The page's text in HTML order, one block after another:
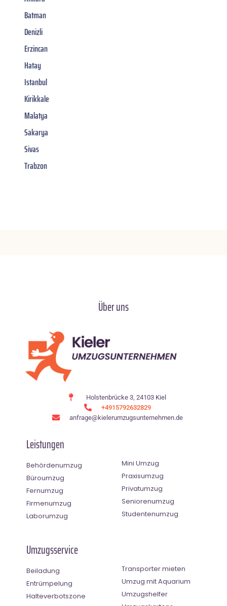
Batman
Denizli
Erzincan
Hatay
Istanbul
Kirikkale
Malatya
Sakarya
Sivas
Trabzon
Über uns
Holstenbrücke 3, 24103 Kiel
+4915792632829
anfrage@kielerumzugsunternehmen.de
Leistungen
Behördenumzug
Büroumzug
Fernumzug
Firmenumzug
Laborumzug
Mini Umzug
Praxisumzug
Privatumzug
Seniorenumzug
Studentenumzug
Umzugsservice
Beiladung
Entrümpelung
Halteverbotszone
Transporter mieten
Umzug mit Aquarium
Umzugshelfer